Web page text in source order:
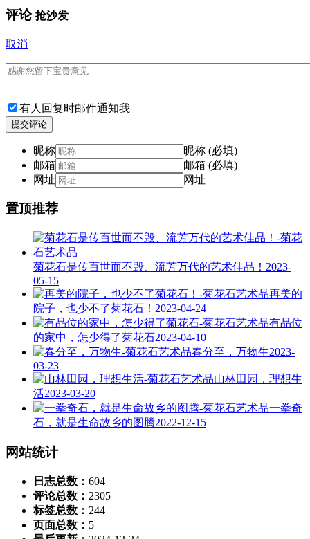
评论 抢沙发
取消
有人回复时邮件通知我
提交评论
昵称
昵称 (必填)
邮箱
邮箱 (必填)
网址
网址
置顶推荐
菊花石是传百世而不毁、流芳万代的艺术佳品！ 2023-
05-15
再美的
院子，也少不了菊花石！ 2023-04-24
有品位
的家中，怎少得了菊花石2023-04-10
春分至，万物生2023-
03-23
山林田园，理想生
活2023-03-20
一拳奇
石，就是生命故乡的图腾2022-12-15
网站统计
日志总数： 604
评论总数： 2305
标签总数： 244
页面总数： 5